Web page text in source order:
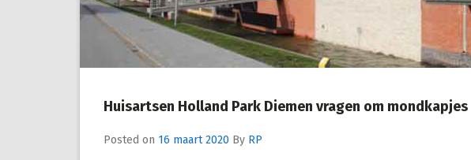
Huisartsen Holland Park Diemen vragen om mondkapjes
Posted on 16 maart 2020 By RP